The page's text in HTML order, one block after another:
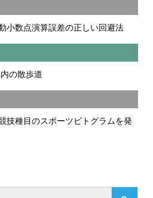
小数点演算誤差の正しい回避法
の散歩道
種目のスポーツピトグラムを発